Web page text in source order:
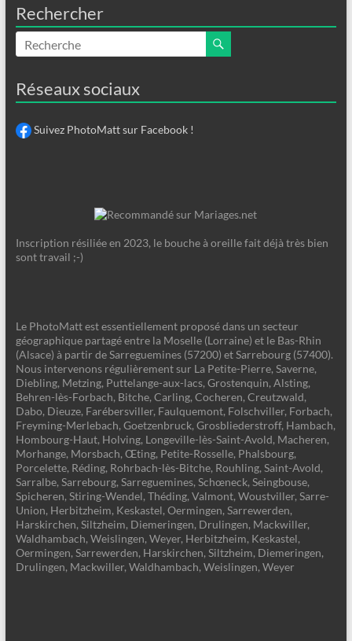
Rechercher
Réseaux sociaux
Suivez PhotoMatt sur Facebook !
Inscription résiliée en 2023, le bouche à oreille fait déjà très bien
sont travail ;-)
Le PhotoMatt est essentiellement proposé dans un secteur
géographique partagé entre la Moselle (Lorraine) et le Bas-Rhin
(Alsace) à partir de Sarreguemines (57200) et Sarrebourg (57400).
Nous intervenons régulièrement sur La Petite-Pierre, Saverne,
Diebling, Metzing, Puttelange-aux-lacs, Grostenquin, Alsting,
Behren-lès-Forbach, Bitche, Carling, Cocheren, Creutzwald,
Dabo, Dieuze, Farébersviller, Faulquemont, Folschviller, Forbach,
Freyming-Merlebach, Goetzenbruck, Grosbliederstroff, Hambach,
Hombourg-Haut, Holving, Longeville-lès-Saint-Avold, Macheren,
Morhange, Morsbach, Œting, Petite-Rosselle, Phalsbourg,
Porcelette, Réding, Rohrbach-lès-Bitche, Rouhling, Saint-Avold,
Sarralbe, Sarrebourg, Sarreguemines, Schœneck, Seingbouse,
Spicheren, Stiring-Wendel, Théding, Valmont, Woustviller, Sarre-
Union, Herbitzheim, Keskastel, Oermingen, Sarrewerden,
Harskirchen, Siltzheim, Diemeringen, Drulingen, Mackwiller,
Waldhambach, Weislingen, Weyer, Herbitzheim, Keskastel,
Oermingen, Sarrewerden, Harskirchen, Siltzheim, Diemeringen,
Drulingen, Mackwiller, Waldhambach, Weislingen, Weyer